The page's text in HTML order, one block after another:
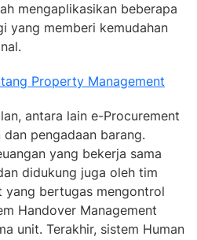
mengaplikasikan beberapa
yang memberi kemudahan
Property Management
antara lain e-Procurement
pengadaan barang.
yang bekerja sama
didukung juga oleh tim
yang bertugas mengontrol
Handover Management
unit. Terakhir, sistem Human